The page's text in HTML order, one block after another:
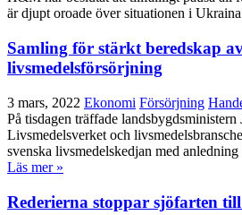
är djupt oroade över situationen i
Samling för stärkt beredskap
livsmedelsförsörjning
3 mars, 2022 Ekonomi Försörjning
På tisdagen träffade landsbygdsministern
Livsmedelsverket och
svenska livsmedelskedjan med
Läs mer »
Rederierna stoppar sjöfarten